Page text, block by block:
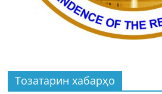
Тозатарин хабарҳо